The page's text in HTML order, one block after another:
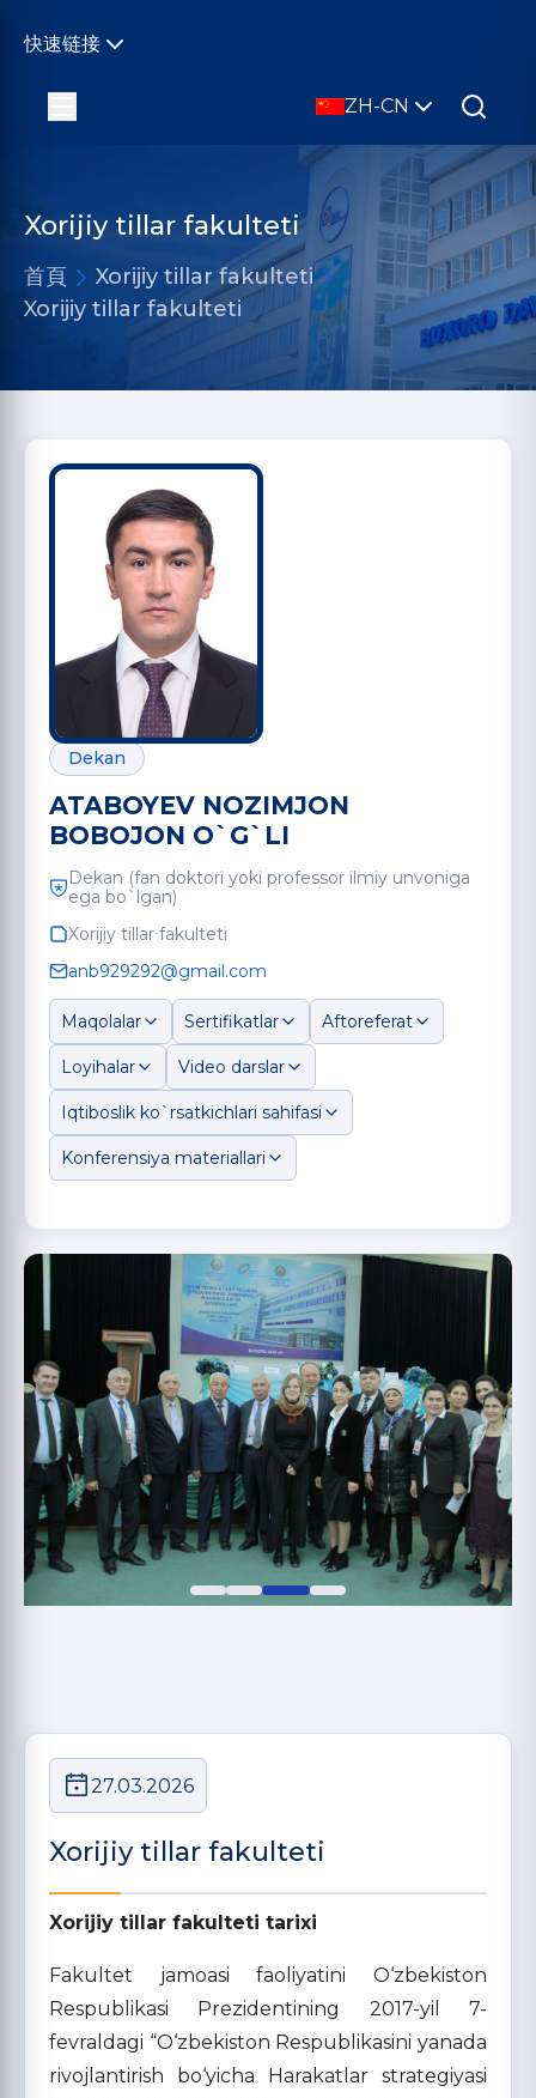
快速链接
ZH-CN
Xorijiy tillar fakulteti
首頁
Xorijiy tillar fakulteti
Xorijiy tillar fakulteti
Dekan
ATABOYEV NOZIMJON
BOBOJON O`G`LI
Dekan (fan doktori yoki professor ilmiy unvoniga
ega bo`lgan)
Xorijiy tillar fakulteti
anb929292@gmail.com
Maqolalar Sertifikatlar Aftoreferat
Loyihalar Video darslar
Iqtiboslik ko`rsatkichlari sahifasi
Konferensiya materiallari
27.03.2026
Xorijiy tillar fakulteti
Xorijiy tillar fakulteti tarixi
Fakultet jamoasi faoliyatini O‘zbekiston
Respublikasi Prezidentining 2017-yil 7-
fevraldagi “O‘zbekiston Respublikasini yanada
rivojlantirish bo‘yicha Harakatlar strategiyasi